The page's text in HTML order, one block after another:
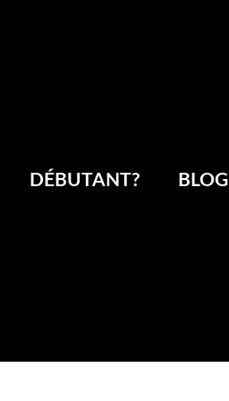
DÉBUTANT? BLOG